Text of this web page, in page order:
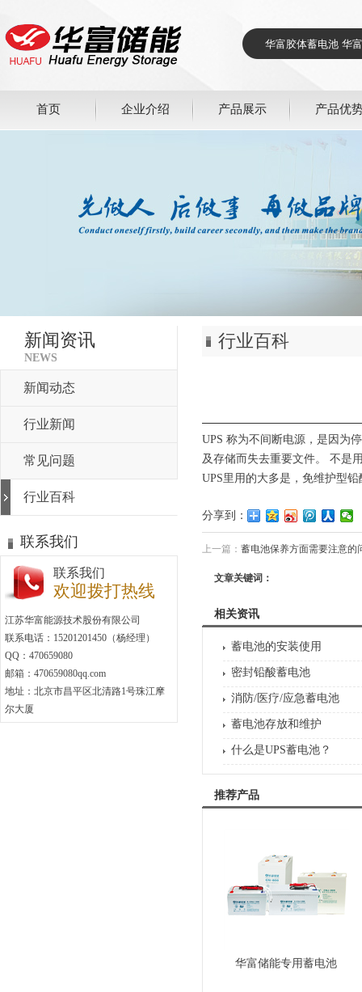
首页 企业介绍 产品展示 产品优
新闻资讯
NEWS
新闻动态
行业新闻
常见问题
行业百科
联系我们
联系我们
欢迎拨打热线
江苏华富能源技术股份有限公司
联系电话：15201201450（杨经理）
QQ：470659080
邮箱：470659080qq.com
地址：北京市昌平区北清路1号珠江摩
尔大厦
行业百科
UPS 称为不间断电源，是因为
及存储而失去重要文件。 不是
UPS里用的大多是，免维护型
分享到：
上一篇： 蓄电池保养方面需要注意的
文章关键词：
相关资讯
蓄电池的安装使用
密封铅酸蓄电池
消防/医疗/应急蓄电池
蓄电池存放和维护
什么是UPS蓄电池？
推荐产品
华富储能专用蓄电池